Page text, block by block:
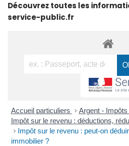
Découvrez toutes les
service-public.fr
Accueil particuliers > Argent -
Impôt sur le revenu : déductions,
> Impôt sur le revenu : peut-on
immobilier ?